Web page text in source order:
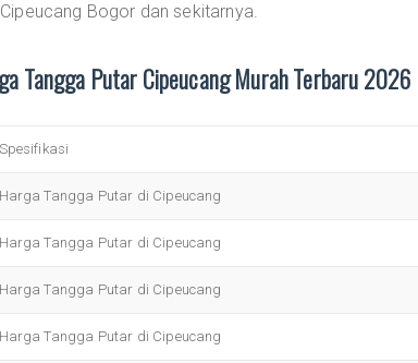
Bogor dan sekitarnya.
Tangga Putar Cipeucang Murah Terbaru 2026
Spesifikasi
Harga Tangga Putar di Cipeucang
Harga Tangga Putar di Cipeucang
Harga Tangga Putar di Cipeucang
Harga Tangga Putar di Cipeucang